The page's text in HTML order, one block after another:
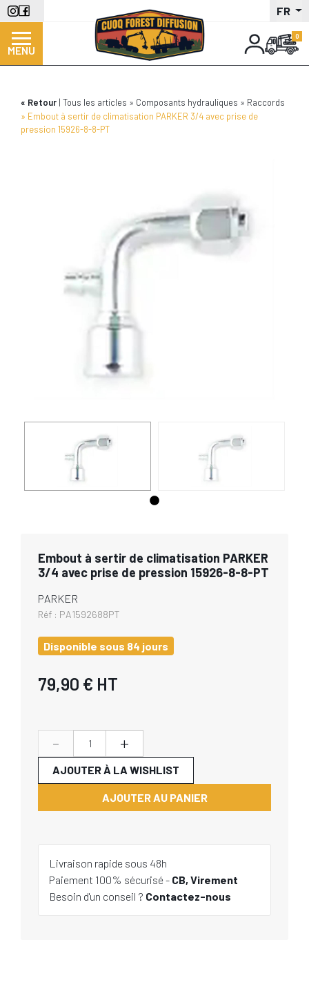
Aller
au
contenu
principal
FR
MENU
Retour Tous les articles Composants hydrauliques
Raccords
Embout à sertir de climatisation PARKER 3/4 avec prise de
pression 15926-8-8-PT
Embout à sertir de climatisation PARKER
3/4 avec prise de pression 15926-8-8-PT
PARKER
Réf : PA1592688PT
Disponible sous 84 jours
79,90 € HT
- +
AJOUTER AU PANIER
AJOUTER À LA WISHLIST
Livraison rapide sous 48h
Paiement 100% sécurisé - CB, Virement
Besoin d'un conseil ? Contactez-nous